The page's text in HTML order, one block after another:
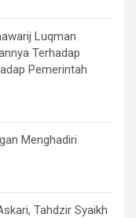
Luqman
Terhadap
Pemerintah
Menghadiri
Tahdzir Syaikh